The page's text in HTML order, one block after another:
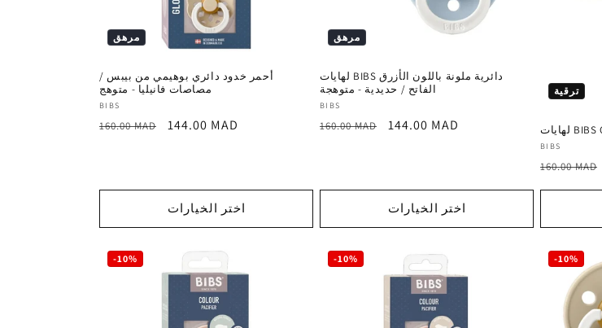
مرهق
أحمر خدود دائري بوهيمي من بيبس /
مصاصات فانيليا - متوهج
المورد
:
BIBS
السعر
160.00 MAD
سعر
144.00 MAD
اختر الخيارات
مرهق
لهايات BIBS دائرية ملونة باللون الأزرق
الفاتح / حديدية - متوهجة
المورد
:
BIBS
السعر
160.00 MAD
سعر
144.00 MAD
اختر الخيارات
ترقية
المورد
:
BIBS
السعر
160.00 MAD
-10% -10% -10%